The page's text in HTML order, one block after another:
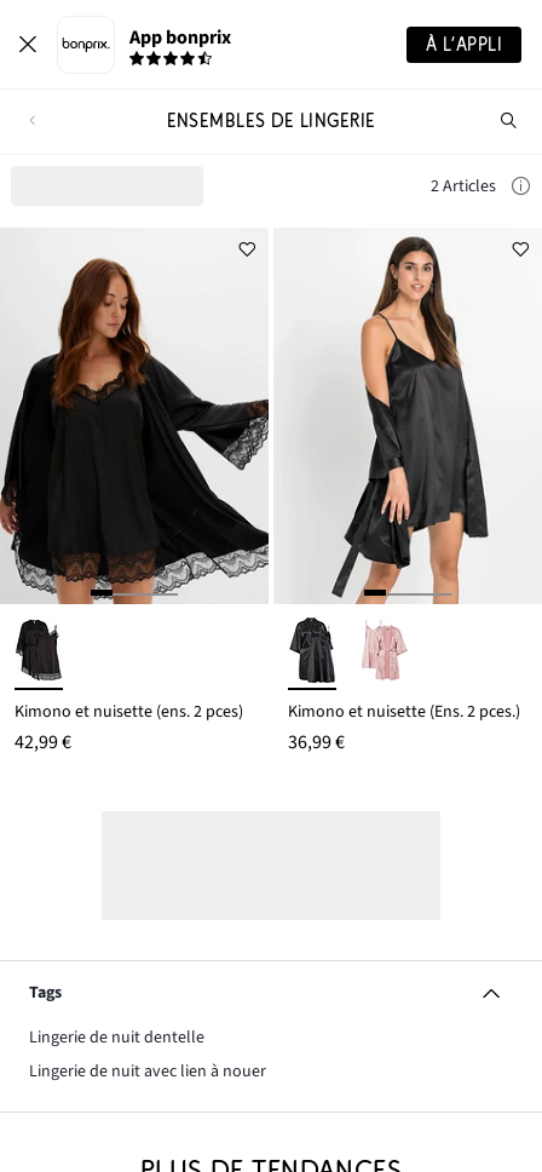
App bonprix À L’APPLI
ENSEMBLES DE LINGERIE
2 Articles
Kimono et nuisette (ens. 2 pces)
42,99 €
Kimono et nuisette (Ens. 2 pces.)
36,99 €
Tags
Lingerie de nuit dentelle
Lingerie de nuit avec lien à nouer